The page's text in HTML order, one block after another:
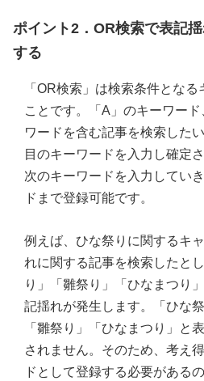
ポイント2．OR検索で表記
する
「OR検索」は検索条件とな
ことです。「A」のキーワード
ワードを含む記事を検索した
目のキーワードを入力し確定
次のキーワードを入力してい
ドまで登録可能です。
例えば、ひな祭りに関するキ
れに関する記事を検索したと
り」「雛祭り」「ひなまつり
記揺れが発生します。「ひな
「雛祭り」「ひなまつり」と
されません。そのため、考え
ドとして登録する必要があるの